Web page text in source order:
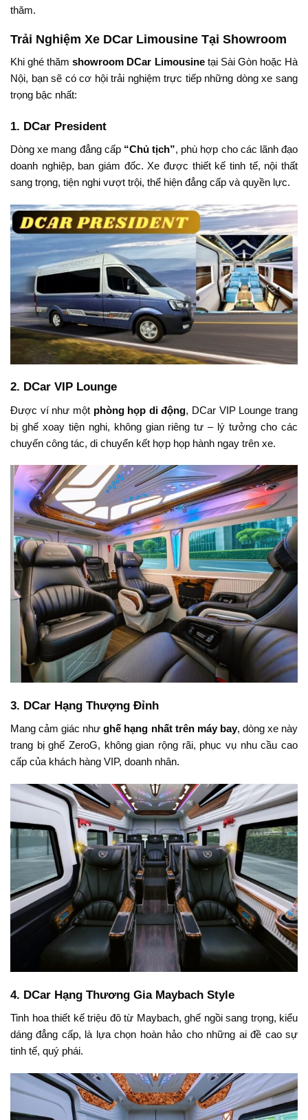
thăm.
Trải Nghiệm Xe DCar Limousine Tại Showroom
Khi ghé thămshowroom DCar Limousinetại Sài Gòn hoặc Hà
Nội, bạn sẽ có cơ hội trải nghiệm trực tiếp những dòng xe sang
trọng bậc nhất:
1. DCar President
Dòng xe mang đẳng cấp “Chủ tịch”, phù hợp cho các lãnh đạo
doanh nghiệp, ban giám đốc. Xe được thiết kế tinh tế, nội thất
sang trọng, tiện nghi vượt trội, thể hiện đẳng cấp và quyền lực.
2. DCar VIP Lounge
Được ví như một phòng họp di động, DCar VIP Lounge trang
bị ghế xoay tiện nghi, không gian riêng tư – lý tưởng cho các
chuyến công tác, di chuyển kết hợp họp hành ngay trên xe.
3. DCar Hạng Thượng Đỉnh
Mang cảm giác nhưghế hạng nhất trên máy bay, dòng xe này
trang bị ghế ZeroG, không gian rộng rãi, phục vụ nhu cầu cao
cấp của khách hàng VIP, doanh nhân.
4. DCar Hạng Thương Gia Maybach Style
Tinh hoa thiết kế triệu đô từ Maybach, ghế ngồi sang trọng, kiểu
dáng đẳng cấp, là lựa chọn hoàn hảo cho những ai đề cao sự
tinh tế, quý phái.